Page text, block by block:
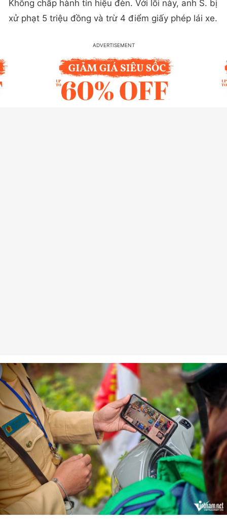
Không chấp hành tín hiệu đèn. Với lỗi này, anh S. bị
xử phạt 5 triệu đồng và trừ 4 điểm giấy phép lái xe.